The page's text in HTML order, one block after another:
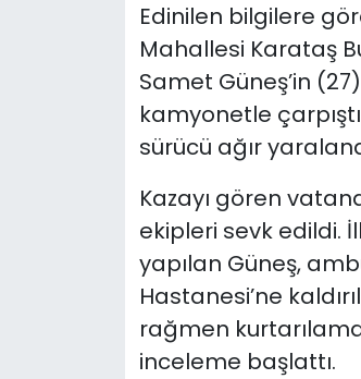
Edinilen bilgilere
Mahallesi Karataş
Samet Güneş’in
kamyonetle
sürücü ağır
Kazayı gören
ekipleri sevk edildi.
yapılan Güneş,
Hastanesi’ne
rağmen
inceleme başlattı.